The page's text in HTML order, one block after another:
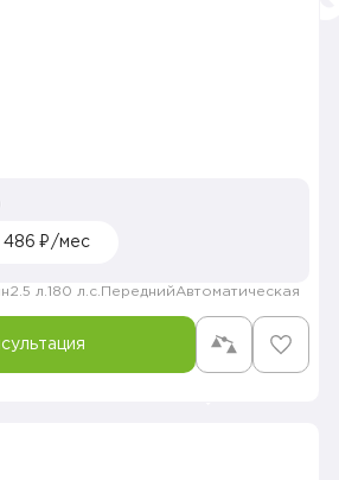
486 ₽/мес
2.5 л. 180 л.с. ПереднийАвтоматическая